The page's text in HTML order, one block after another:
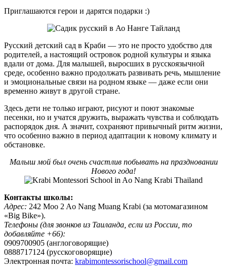
Приглашаются герои и дарятся подарки :)
Русский детский сад в Краби — это не просто удобство для
родителей, а настоящий островок родной культуры и языка
вдали от дома. Для малышей, выросших в русскоязычной
среде, особенно важно продолжать развивать речь, мышление
и эмоциональные связи на родном языке — даже если они
временно живут в другой стране.
Здесь дети не только играют, рисуют и поют знакомые
песенки, но и учатся дружить, выражать чувства и соблюдать
распорядок дня. А значит, сохраняют привычный ритм жизни,
что особенно важно в период адаптации к новому климату и
обстановке.
Малыш мой был очень счастлив побывать на праздновании
Нового года!
Контакты школы:
Адрес: 242 Moo 2 Ao Nang Muang Krabi (за мотомагазином
«Big Bike»).
Телефоны (для звонков из Таиланда, если из России, то
добавляйте +66):
0909700905 (англоговорящие)
0888717124 (русскоговорящие)
Электронная почта: krabimontessorischool@gmail.com